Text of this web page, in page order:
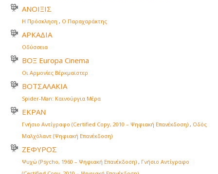
ΑΝΟΙΞΙΣ
Η Πρόσκληση , Ο Παραχαράκτης
ΑΡΚΑΔΙΑ
Οδύσσεια
ΒΟΞ Europa Cinema
Οι Αρμονίες Βέρκμαϊστερ
ΒΟΤΣΑΛΑΚΙΑ
Spider-Man: Καινούργια Μέρα
ΕΚΡΑΝ
Γνήσιο Αντίγραφο (Certified Copy, 2010 – Ψηφιακή Επανέκδοση) , Οδός
Μαλχόλαντ (Ψηφιακή Επανέκδοση)
ΖΕΦΥΡΟΣ
Ψυχώ (Psycho, 1960 – Ψηφιακή Επανέκδοση) , Γνήσιο Αντίγραφο